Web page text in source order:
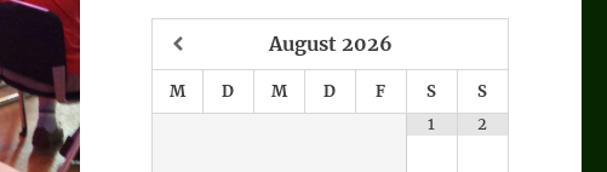
August 2026
M D M D F S
S
1
2